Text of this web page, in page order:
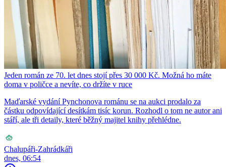
Jeden román ze 70. let dnes stojí přes 30 000 Kč. Možná ho máte
doma v poličce a nevíte, co držíte v ruce
Maďarské vydání Pynchonova románu se na aukci prodalo za
částku odpovídající desítkám tisíc korun. Rozhodl o tom ne autor ani
stáří, ale tři detaily, které běžný majitel knihy přehlédne.
Chalupáři-Zahrádkáři
dnes, 06:54